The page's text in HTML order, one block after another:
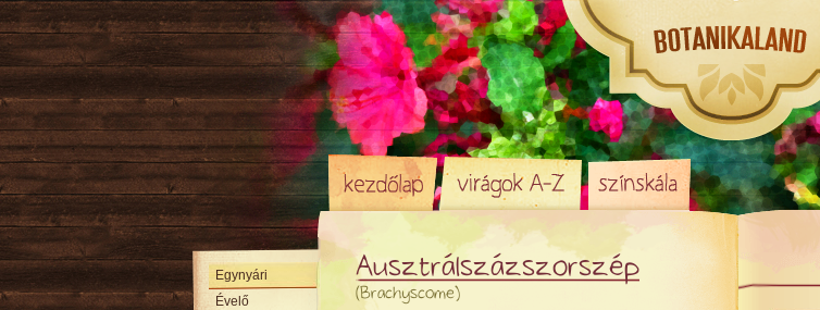
Ausztrálszázszorszép
(Brachyscome)
Egynyári
Évelő